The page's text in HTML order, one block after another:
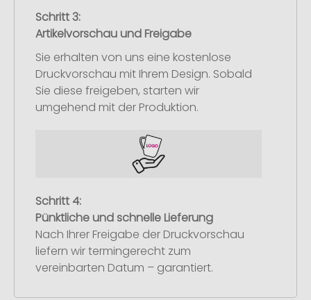
Schritt 3:
Artikelvorschau und Freigabe
Sie erhalten von uns eine kostenlose
Druckvorschau mit Ihrem Design. Sobald
Sie diese freigeben, starten wir
umgehend mit der Produktion.
Schritt 4:
Pünktliche und schnelle Lieferung
Nach Ihrer Freigabe der Druckvorschau
liefern wir termingerecht zum
vereinbarten Datum – garantiert.